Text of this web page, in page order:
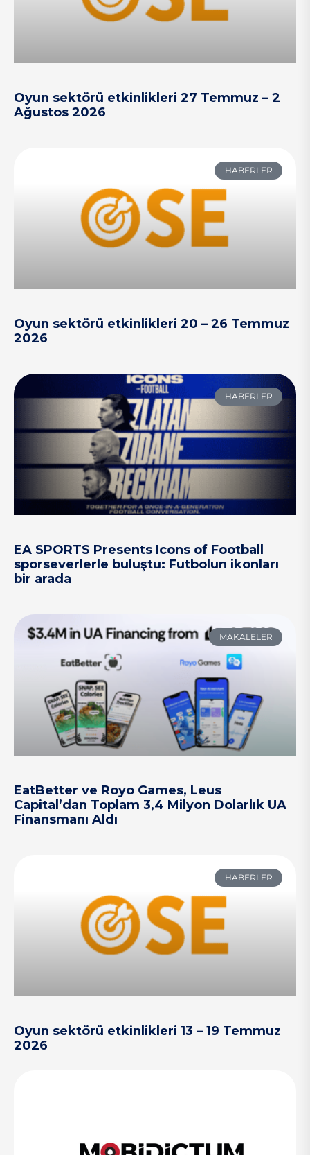
Oyun sektörü etkinlikleri 27 Temmuz – 2
Ağustos 2026
HABERLER
Oyun sektörü etkinlikleri 20 – 26 Temmuz
2026
HABERLER
EA SPORTS Presents Icons of Football
sporseverlerle buluştu: Futbolun ikonları
bir arada
MAKALELER
EatBetter ve Royo Games, Leus
Capital’dan Toplam 3,4 Milyon Dolarlık UA
Finansmanı Aldı
HABERLER
Oyun sektörü etkinlikleri 13 – 19 Temmuz
2026